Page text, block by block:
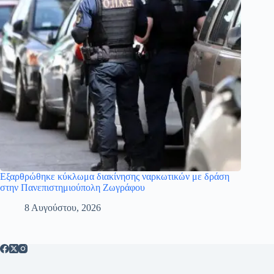
Εξαρθρώθηκε κύκλωμα διακίνησης ναρκωτικών με δράση
στην Πανεπιστημιούπολη Ζωγράφου
8 Αυγούστου, 2026